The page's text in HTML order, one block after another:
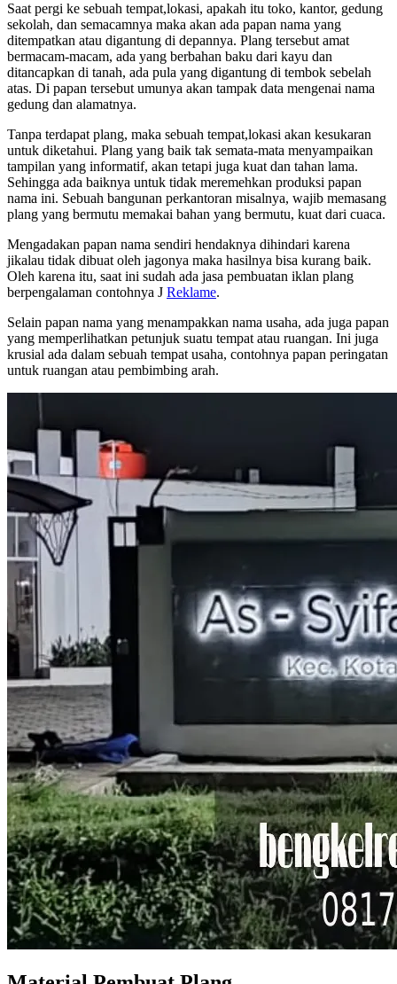
Saat pergi ke sebuah tempat,lokasi, apakah itu toko, kantor, gedung
sekolah, dan semacamnya maka akan ada papan nama yang
ditempatkan atau digantung di depannya. Plang tersebut amat
bermacam-macam, ada yang berbahan baku dari kayu dan
ditancapkan di tanah, ada pula yang digantung di tembok sebelah
atas. Di papan tersebut umunya akan tampak data mengenai nama
gedung dan alamatnya.
Tanpa terdapat plang, maka sebuah tempat,lokasi akan kesukaran
untuk diketahui. Plang yang baik tak semata-mata menyampaikan
tampilan yang informatif, akan tetapi juga kuat dan tahan lama.
Sehingga ada baiknya untuk tidak meremehkan produksi papan
nama ini. Sebuah bangunan perkantoran misalnya, wajib memasang
plang yang bermutu memakai bahan yang bermutu, kuat dari cuaca.
Mengadakan papan nama sendiri hendaknya dihindari karena
jikalau tidak dibuat oleh jagonya maka hasilnya bisa kurang baik.
Oleh karena itu, saat ini sudah ada jasa pembuatan iklan plang
berpengalaman contohnya J Reklame.
Selain papan nama yang menampakkan nama usaha, ada juga papan
yang memperlihatkan petunjuk suatu tempat atau ruangan. Ini juga
krusial ada dalam sebuah tempat usaha, contohnya papan peringatan
untuk ruangan atau pembimbing arah.